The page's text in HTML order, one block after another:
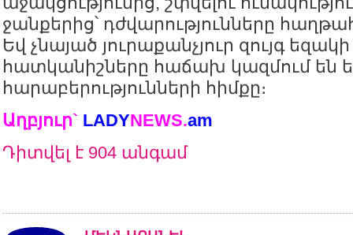
ջանքերից՝ դժվարությունները
Եվ չնայած յուրաքանչյուր զույգ եզակի
հատկանիշները հաճախ կազմում են
հարաբերությունների հիմքը։
Աղբյուր` LADYNEWS.am
Դիտվել է 904 անգամ